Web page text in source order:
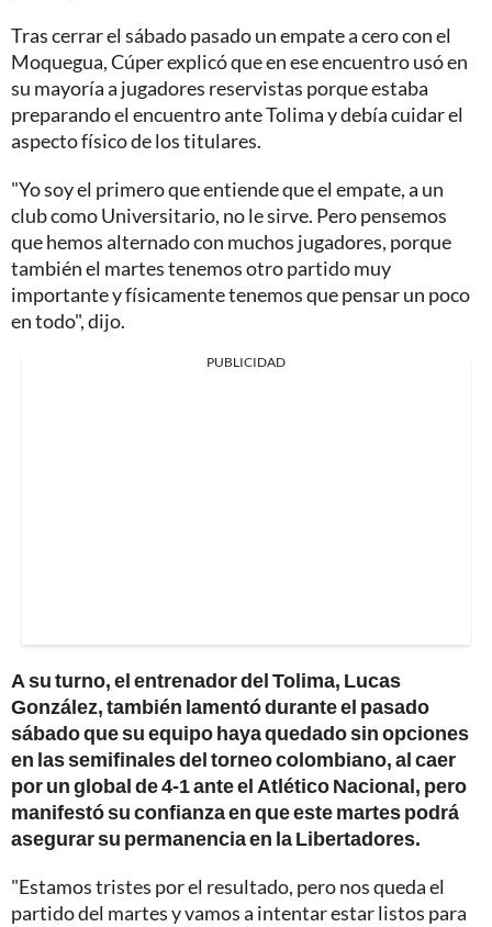
Tras cerrar el sábado pasado un empate a cero con el
Moquegua, Cúper explicó que en ese encuentro usó en
su mayoría a jugadores reservistas porque estaba
preparando el encuentro ante Tolima y debía cuidar el
aspecto físico de los titulares.
"Yo soy el primero que entiende que el empate, a un
club como Universitario, no le sirve. Pero pensemos
que hemos alternado con muchos jugadores, porque
también el martes tenemos otro partido muy
importante y físicamente tenemos que pensar un poco
en todo", dijo.
PUBLICIDAD
A su turno, el entrenador del Tolima, Lucas
González, también lamentó durante el pasado
sábado que su equipo haya quedado sin opciones
en las semifinales del torneo colombiano, al caer
por un global de 4-1 ante el Atlético Nacional, pero
manifestó su confianza en que este martes podrá
asegurar su permanencia en la Libertadores.
"Estamos tristes por el resultado, pero nos queda el
partido del martes y vamos a intentar estar listos para